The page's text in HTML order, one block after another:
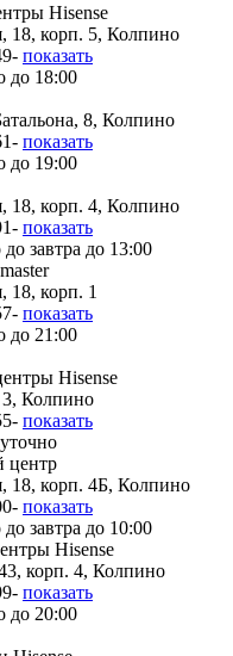
Hisense
18, корп. 5, Колпино
показать
до 18:00
8, Колпино
показать
до 19:00
18, корп. 4, Колпино
показать
завтра до 13:00
18, корп. 1
показать
до 21:00
Hisense
3, Колпино
показать
центр
18, корп. 4Б, Колпино
показать
завтра до 10:00
Hisense
корп. 4, Колпино
показать
до 20:00